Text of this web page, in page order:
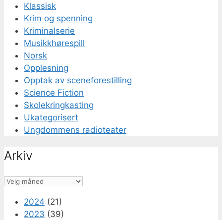
Klassisk
Krim og spenning
Kriminalserie
Musikkhørespill
Norsk
Opplesning
Opptak av sceneforestilling
Science Fiction
Skolekringkasting
Ukategorisert
Ungdommens radioteater
Arkiv
Arkiv
2024 (21)
2023 (39)